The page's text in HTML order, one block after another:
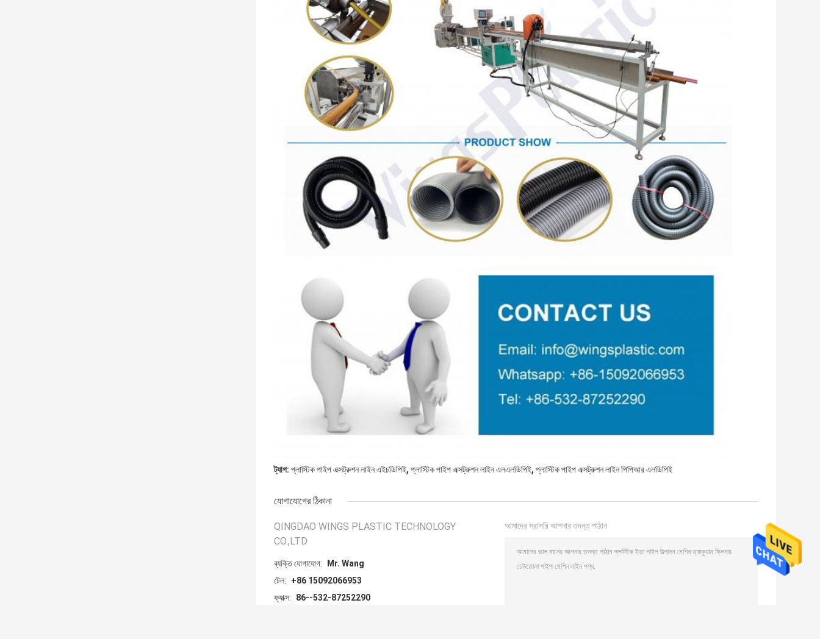
ট্যাগ: প্লাস্টিক পাইপ এক্সট্রুশন লাইন এইচডিপিই, প্লাস্টিক পাইপ এক্সট্রুশন লাইন এলএলডিপিই, প্লাস্টিক পাইপ এক্সট্রুশন লাইন পিপিআর এলডিপিই
যোগাযোগের ঠিকানা
QINGDAO WINGS PLASTIC TECHNOLOGY
CO.,LTD
ব্যক্তি যোগাযোগ:
Mr. Wang
টেল:
+86 15092066953
ফ্যাক্স:
86--532-87252290
আমাদের সরাসরি আপনার তদন্ত পাঠান